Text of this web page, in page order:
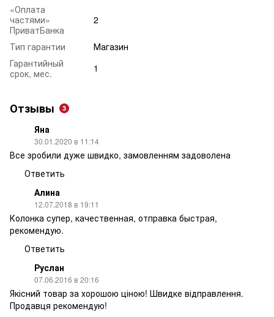
«Оплата
частями»
ПриватБанка
2
Тип гарантии
Магазин
Гарантийный
срок, мес.
1
Отзывы 3
Яна
30.01.2020 в 11:14
Все зробили дуже швидко, замовленням задоволена
Ответить
Алина
12.07.2018 в 19:11
Колонка супер, качественная, отправка быстрая,
рекомендую.
Ответить
Руслан
07.06.2016 в 20:16
Якісний товар за хорошою ціною! Швидке відправлення.
Продавця рекомендую!